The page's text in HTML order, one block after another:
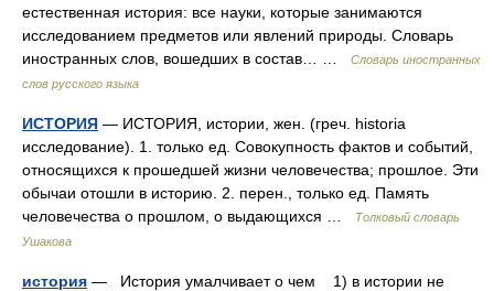
естественная история: все науки, которые занимаются
исследованием предметов или явлений природы. Словарь
иностранных слов, вошедших в состав… …
Словарь иностранных
слов русского языка
ИСТОРИЯ — ИСТОРИЯ, истории, жен. (греч. historia
исследование). 1. только ед. Совокупность фактов и событий,
относящихся к прошедшей жизни человечества; прошлое. Эти
обычаи отошли в историю. 2. перен., только ед. Память
человечества о прошлом, о выдающихся …
Толковый словарь
Ушакова
история — История умалчивает о чем 1) в истории не